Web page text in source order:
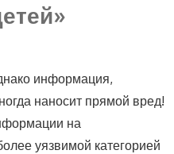
информация,
наносит прямой вред!
на
уязвимой категорией